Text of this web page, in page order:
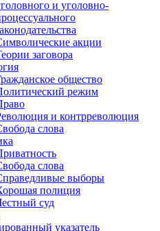
и уголовно-
акции
заговора
общество
режим
и контрреволюция
слова
слова
выборы
полиция
суд
указатель